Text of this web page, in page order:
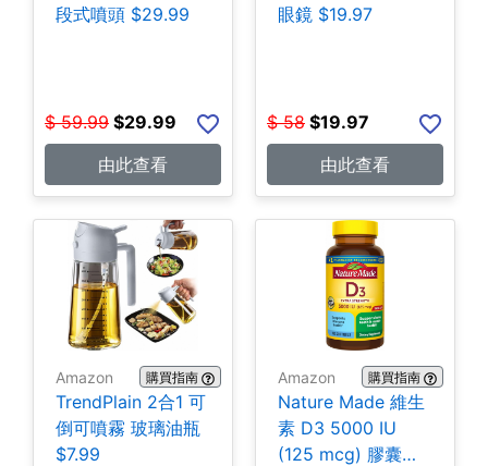
段式噴頭 $29.99
$ 59.99 $29.99
由此查看
眼鏡 $19.97
$ 58 $19.97
由此查看
Amazon 購買指南
TrendPlain 2合1 可
倒可噴霧 玻璃油瓶
$7.99
Amazon 購買指南
Nature Made 維生
素 D3 5000 IU
(125 mcg) 膠囊